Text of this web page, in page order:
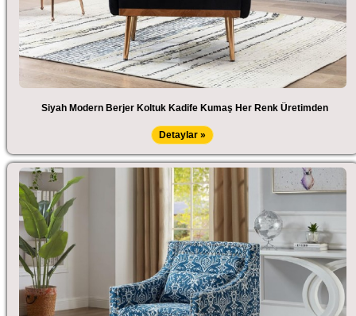
Siyah Modern Berjer Koltuk Kadife Kumaş Her Renk Üretimden
Detaylar »